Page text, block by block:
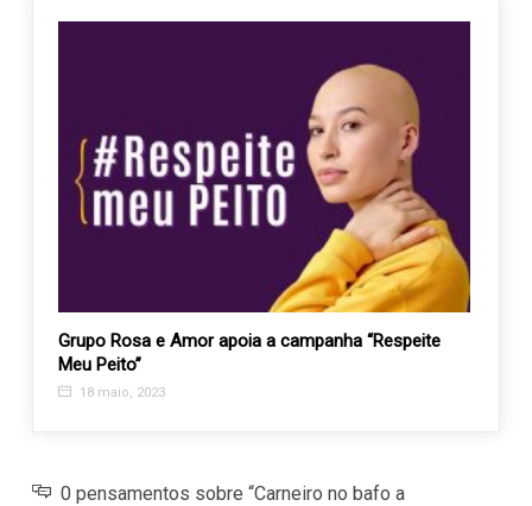
Grupo Rosa e Amor apoia a campanha “Respeite
Meu Peito”
18 maio, 2023
0 pensamentos sobre “Carneiro no bafo a